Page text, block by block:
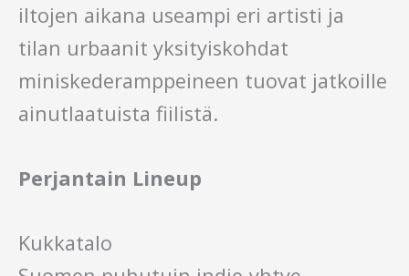
iltojen aikana useampi eri artisti ja
tilan urbaanit yksityiskohdat
miniskederamppeineen tuovat jatkoille
ainutlaatuista fiilistä.
Perjantain Lineup
Kukkatalo